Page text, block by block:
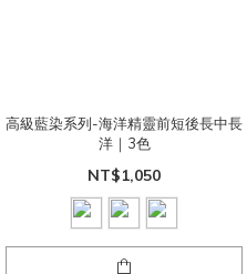
高級藍染系列-海洋精靈前短後長中長
洋｜3色
NT$1,050